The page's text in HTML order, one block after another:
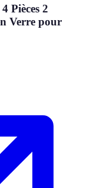
Pièces 2
Verre pour